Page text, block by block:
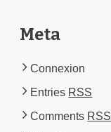
Meta
Connexion
Entries RSS
Comments RSS